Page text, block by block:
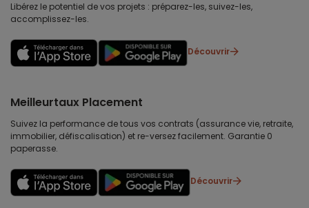
Libérez le potentiel de vos projets : préparez-les, suivez-les,
accomplissez-les.
Découvrir
Meilleurtaux Placement
Suivez la performance de tous vos contrats (assurance vie, retraite,
immobilier, défiscalisation) et re-versez facilement. Garantie 0
paperasse.
Découvrir